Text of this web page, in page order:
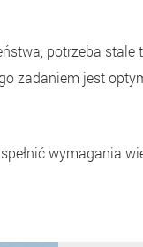
potrzeba stale
zadaniem jest
wymagania